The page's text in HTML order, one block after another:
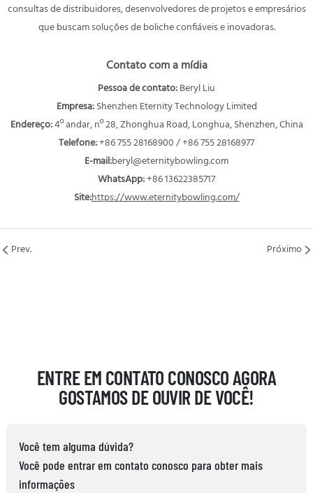
consultas de distribuidores, desenvolvedores de projetos e empresários
que buscam soluções de boliche confiáveis ​​e inovadoras.
Contato com a mídia
Pessoa de contato:Beryl Liu
Empresa:Shenzhen Eternity Technology Limited
Endereço:4º andar, nº 28, Zhonghua Road, Longhua, Shenzhen, China
Telefone:+86 755 28168900 / +86 755 28168977
E-mail:beryl@eternitybowling.com
WhatsApp:+86 13622385717
Site:https://www.eternitybowling.com/
Prev. Próximo
ENTRE EM CONTATO CONOSCO AGORA
GOSTAMOS DE OUVIR DE VOCÊ!
Você tem alguma dúvida?
Você pode entrar em contato conosco para obter mais
informações